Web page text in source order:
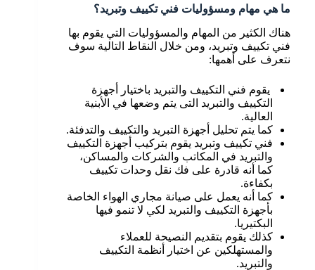
ما هي مهام ومسؤوليات فني تكييف وتبريد؟
هناك الكثير من المهام والمسؤوليات التي يقوم بها
فني تكييف وتبريد، ومن خلال النقاط التالية سوف
نتعرف على أهمها:
يقوم فني التكييف والتبريد باختيار أجهزة
التكييف والتبريد التى يتم وضعها في الأبنية
العالية.
كما يتم تحليل أجهزة التبريد والتكييف والتدفئة.
فني تكييف وتبريد يقوم بتركيب أجهزة التكييف
والتبريد في المكاتب والشركات والمساكن،
كما أنه قادرة على فك نقل وحدات تكييف
بكفاءة.
كما أنه يعمل على صيانة مجاري الهواء الخاصة
بأجهزة التكييف والتبريد لكي لا تنمو فيها
البكتيريا.
كذلك يقوم بتقديم النصيحة للعملاء
والمستهلكين عن اختيار أنظمة التكييف
والتبريد.